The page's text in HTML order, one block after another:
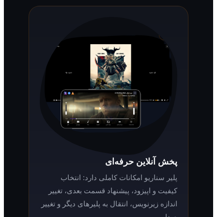
پخش آنلاین حرفه‌ای
پلیر سناریو امکانات کاملی دارد: انتخاب
کیفیت و اپیزود، پیشنهاد قسمت بعدی، تغییر
اندازه زیرنویس، انتقال به پلیرهای دیگر و تغییر